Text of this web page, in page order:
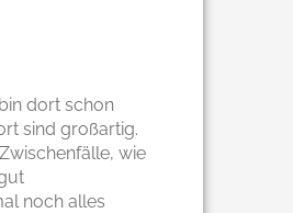
dort schon
sind großartig.
wie
noch alles